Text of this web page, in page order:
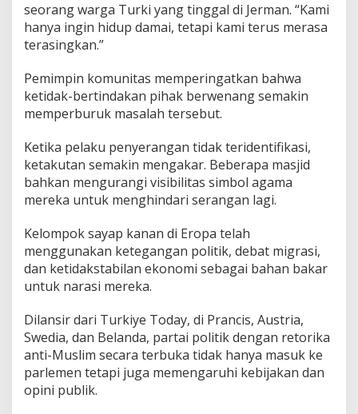
seorang warga Turki yang tinggal di Jerman. “Kami
hanya ingin hidup damai, tetapi kami terus merasa
terasingkan.”
Pemimpin komunitas memperingatkan bahwa
ketidak-bertindakan pihak berwenang semakin
memperburuk masalah tersebut.
Ketika pelaku penyerangan tidak teridentifikasi,
ketakutan semakin mengakar. Beberapa masjid
bahkan mengurangi visibilitas simbol agama
mereka untuk menghindari serangan lagi.
Kelompok sayap kanan di Eropa telah
menggunakan ketegangan politik, debat migrasi,
dan ketidakstabilan ekonomi sebagai bahan bakar
untuk narasi mereka.
Dilansir dari Turkiye Today, di Prancis, Austria,
Swedia, dan Belanda, partai politik dengan retorika
anti-Muslim secara terbuka tidak hanya masuk ke
parlemen tetapi juga memengaruhi kebijakan dan
opini publik.